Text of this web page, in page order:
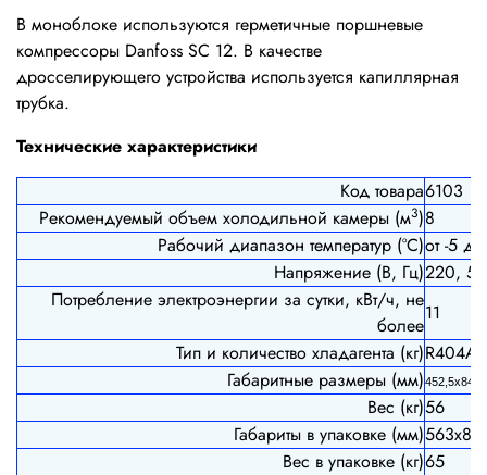
В моноблоке используются герметичные поршневые
компрессоры Danfoss SC 12. В качестве
дросселирующего устройства используется капиллярная
трубка.
Технические характеристики
Код товара6103
Рекомендуемый объем холодильной камеры (м3)8
Рабочий диапазон температур (°С)от -5
Напряжение (В, Гц)220, 50
Потребление электроэнергии за сутки, кВт/ч, не
более
11
Тип и количество хладагента (кг)
Габаритные размеры (мм)
Вес (кг)56
Габариты в упаковке (мм)
Вес в упаковке (кг)65